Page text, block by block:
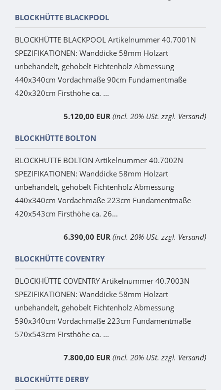
BLOCKHÜTTE BLACKPOOL
BLOCKHÜTTE BLACKPOOL Artikelnummer 40.7001N
SPEZIFIKATIONEN: Wanddicke 58mm Holzart
unbehandelt, gehobelt Fichtenholz Abmessung
440x340cm Vordachmaße 90cm Fundamentmaße
420x320cm Firsthöhe ca. ...
5.120,00 EUR (incl. 20% USt. zzgl. Versand)
BLOCKHÜTTE BOLTON
BLOCKHÜTTE BOLTON Artikelnummer 40.7002N
SPEZIFIKATIONEN: Wanddicke 58mm Holzart
unbehandelt, gehobelt Fichtenholz Abmessung
440x340cm Vordachmaße 223cm Fundamentmaße
420x543cm Firsthöhe ca. 26...
6.390,00 EUR (incl. 20% USt. zzgl. Versand)
BLOCKHÜTTE COVENTRY
BLOCKHÜTTE COVENTRY Artikelnummer 40.7003N
SPEZIFIKATIONEN: Wanddicke 58mm Holzart
unbehandelt, gehobelt Fichtenholz Abmessung
590x340cm Vordachmaße 223cm Fundamentmaße
570x543cm Firsthöhe ca. ...
7.800,00 EUR (incl. 20% USt. zzgl. Versand)
BLOCKHÜTTE DERBY